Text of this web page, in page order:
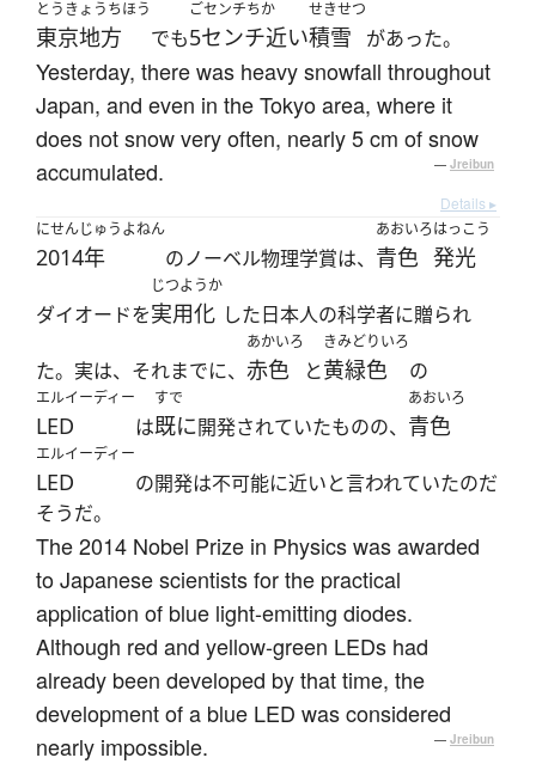
とうきょうちほう
東京地方 でも
ごセンチちか
5センチ近い
せきせつ
積雪 があった。
Yesterday, there was heavy snowfall throughout
Japan, and even in the Tokyo area, where it
does not snow very often, nearly 5 cm of snow
accumulated.
— Jreibun
Details ▸
にせんじゅうよねん
2014年 のノーベル物理学賞は、
あおいろ
青色
はっこう
発光
ダイオードを
じつようか
実用化 した日本人の科学者に贈られ
た。実は、それまでに、
あかいろ
赤色 と
きみどりいろ
黄緑色 の
エルイーディー
LED は
すで
既に開発されていたものの、
あおいろ
青色
エルイーディー
LED
の開発は不可能に近いと言われていたのだ
そうだ。
The 2014 Nobel Prize in Physics was awarded
to Japanese scientists for the practical
application of blue light-emitting diodes.
Although red and yellow-green LEDs had
already been developed by that time, the
development of a blue LED was considered
nearly impossible.
— Jreibun